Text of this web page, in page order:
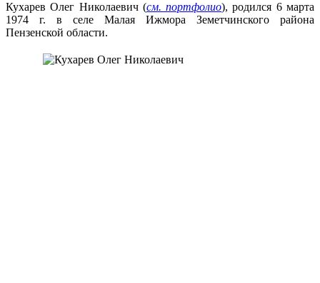
Кухарев Олег Николаевич (см. портфолио), родился 6 марта
1974 г. в селе Малая Ижмора Земетчинского района
Пензенской области.